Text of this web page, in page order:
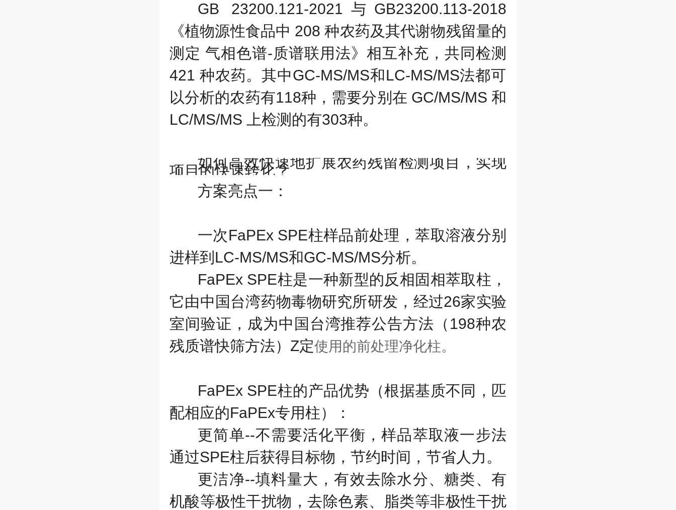
GB 23200.121-2021 与 GB23200.113-2018
《植物源性食品中 208种农药及其代谢物残留量的
测定 气相色谱-质谱联用法》相互补充，共同检测
421 种农药。其中GC-MS/MS和LC-MS/MS法都可
以分析的农药有118种，需要分别在 GC/MS/MS和
LC/MS/MS
上检测的有303种。
如何高效快速地扩展农药残留检测项目，实现
项目的快速转化？
方案亮点一：
一次FaPEx SPE柱样品前处理，萃取溶液分别
进样到 LC-MS/MS和GC-MS/MS分析。
FaPEx SPE柱是一种新型的反相固相萃取柱，
它由中国台湾药物毒物研究所研发，经过26家实验
室间验证，成为中国台湾推荐公告方法（ 198种农
残质谱快筛方法）Z定使用的前处理净化柱。
FaPEx SPE柱的产品优势（根据基质不同，匹
配相应的FaPEx专用柱）：
更简单--不需要活化平衡，样品萃取液一步法
通过SPE柱后获得目标物，节约时间，节省人力。
更洁净--填料量大，有效去除水分、糖类、有
机酸等极性干扰物，去除色素、脂类等非极性干扰